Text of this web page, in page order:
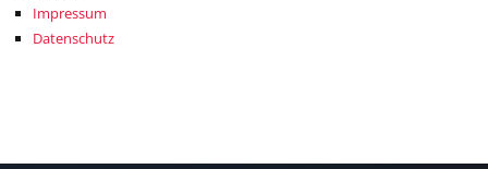
Impressum
Datenschutz